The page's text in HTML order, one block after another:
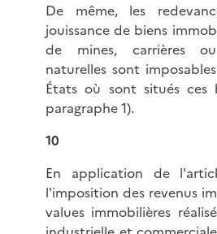
De même, les
jouissance de biens
de mines, carrières
naturelles sont
États où sont situés ces
paragraphe 1).
10
En application de
l'imposition des revenus
values immobilières